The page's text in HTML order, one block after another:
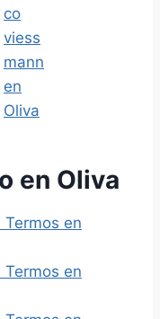
en Oliva
en
en